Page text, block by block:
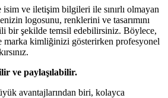
ve iletişim bilgileri ile sınırlı olmayan
logosunu, renklerini ve tasarımını
bir şekilde temsil edebilirsiniz. Böylece,
marka kimliğinizi gösterirken profesyonel
ve paylaşılabilir.
avantajlarından biri, kolayca